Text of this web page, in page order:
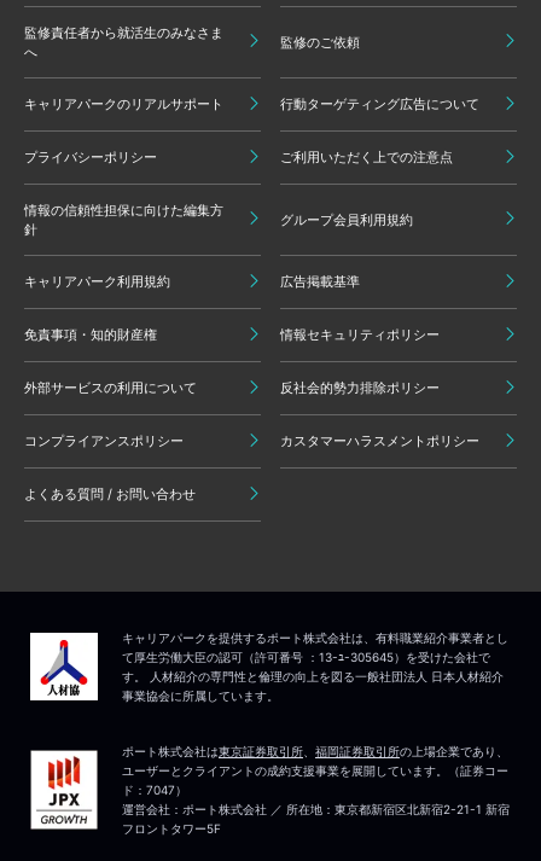
監修責任者から就活生のみなさま
へ
監修のご依頼
キャリアパークのリアルサポート 行動ターゲティング広告について
プライバシーポリシー ご利用いただく上での注意点
情報の信頼性担保に向けた編集方
針
グループ会員利用規約
キャリアパーク利用規約 広告掲載基準
免責事項・知的財産権 情報セキュリティポリシー
外部サービスの利用について 反社会的勢力排除ポリシー
コンプライアンスポリシー カスタマーハラスメントポリシー
よくある質問 / お問い合わせ